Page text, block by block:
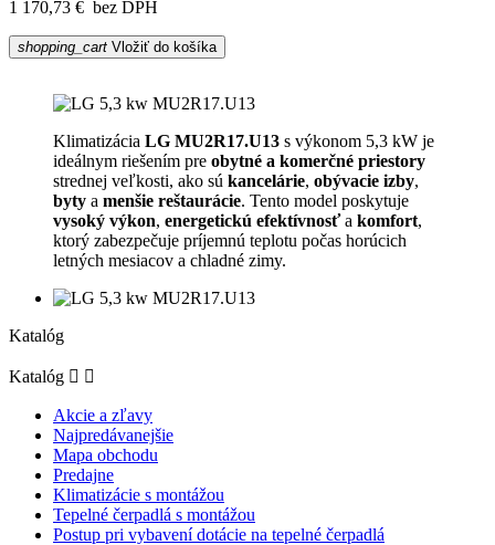
1 170,73 € bez DPH
shopping_cart Vložiť do košíka
Klimatizácia LG MU2R17.U13 s výkonom 5,3 kW je
ideálnym riešením pre obytné a komerčné priestory
strednej veľkosti, ako sú kancelárie, obývacie izby,
byty a menšie reštaurácie. Tento model poskytuje
vysoký výkon, energetickú efektívnosťa komfort,
ktorý zabezpečuje príjemnú teplotu počas horúcich
letných mesiacov a chladné zimy.
Katalóg
Katalóg  
Akcie a zľavy
Najpredávanejšie
Mapa obchodu
Predajne
Klimatizácie s montážou
Tepelné čerpadlá s montážou
Postup pri vybavení dotácie na tepelné čerpadlá